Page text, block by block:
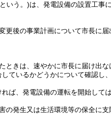
いう。)は、発電設備の設置工事
後の事業計画について市長に届
きは、速やかに市長に届け出な
ているかどうかについて確認し
ば、発電設備の運転を開始しては
発生又は生活環境等の保全に